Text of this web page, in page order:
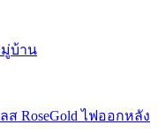
มู่บ้าน
ส RoseGold ไฟออกหลัง